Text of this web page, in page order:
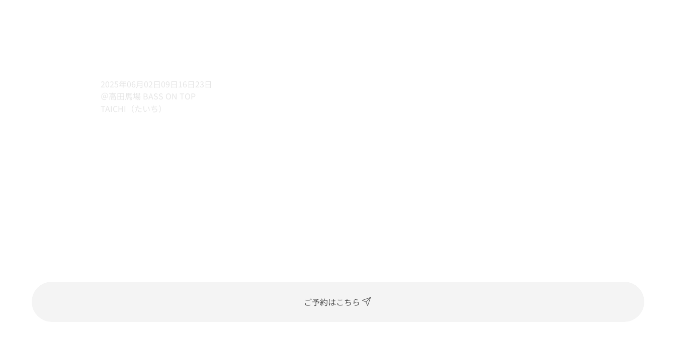
2025年06月02日09日16日23日
＠高田馬場 BASS ON TOP
TAICHI（たいち）
ご予約はこちら